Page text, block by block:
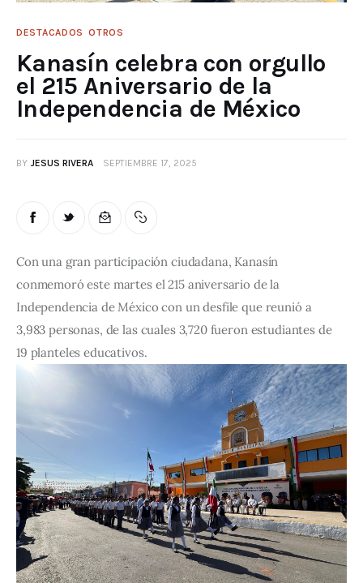
DESTACADOS OTROS
Kanasín celebra con orgullo
el 215 Aniversario de la
Independencia de México
BY JESUS RIVERA SEPTIEMBRE 17, 2025
Con una gran participación ciudadana, Kanasín
conmemoró este martes el 215 aniversario de la
Independencia de México con un desfile que reunió a
3,983 personas, de las cuales 3,720 fueron estudiantes de
19 planteles educativos.